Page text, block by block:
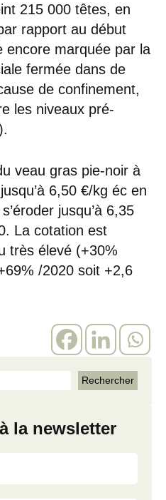
215 000 têtes, en
rapport au début
encore marquée par la
fermée dans de
de confinement,
les niveaux pré-
veau gras pie-noir à
6,50 €/kg éc en
jusqu’à 6,35
La cotation est
très élevé (+30%
/2020 soit +2,6
la newsletter